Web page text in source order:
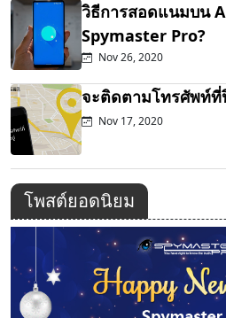
วิธีการสอดแนมบน
Spymaster Pro?
Nov 26, 2020
จะติดตามโทรศัพท์ที่
Nov 17, 2020
โพสต์ยอดนิยม